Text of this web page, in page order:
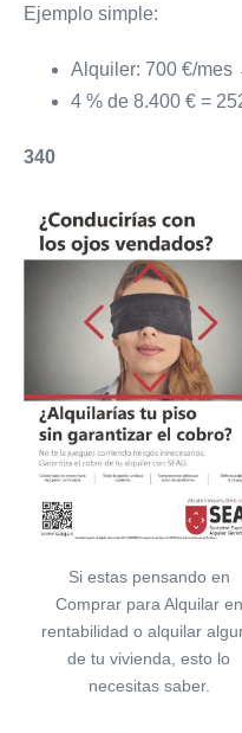
Ejemplo simple:
Alquiler: 700 €/mes
4 % de 8.400 € =
340
Si estas pensando en
Comprar para Alquilar en
rentabilidad o alquilar
de tu vivienda, esto lo
necesitas saber.